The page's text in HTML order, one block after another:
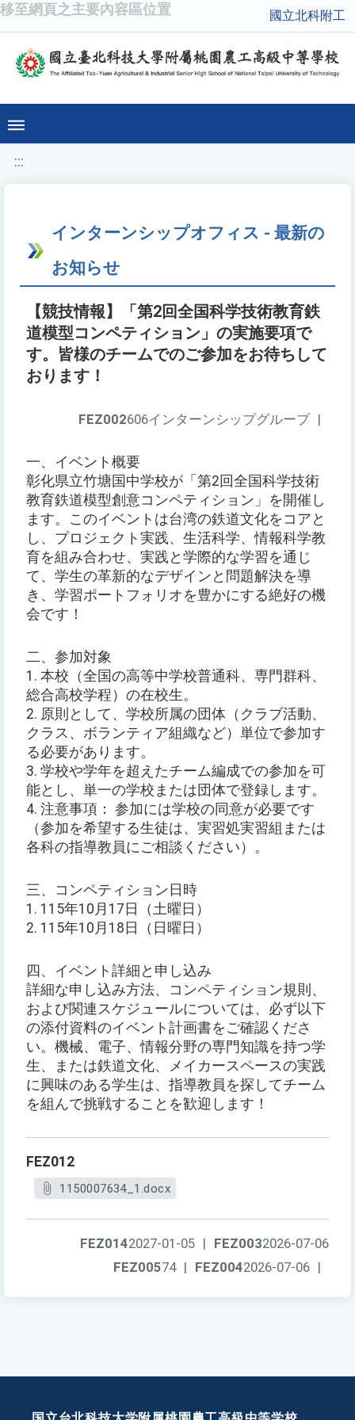
移至網頁之主要內容區位置 國立北科附工
:::
インターンシップオフィス - 最新の
お知らせ
【競技情報】「第2回全国科学技術教育鉄
道模型コンペティション」の実施要項で
す。皆様のチームでのご参加をお待ちして
おります！
FEZ002606インターンシップグループ |
一、イベント概要
彰化県立竹塘国中学校が「第2回全国科学技術
教育鉄道模型創意コンペティション」を開催し
ます。このイベントは台湾の鉄道文化をコアと
し、プロジェクト実践、生活科学、情報科学教
育を組み合わせ、実践と学際的な学習を通じ
て、学生の革新的なデザインと問題解決を導
き、学習ポートフォリオを豊かにする絶好の機
会です！
二、参加対象
1. 本校（全国の高等中学校普通科、専門群科、
総合高校学程）の在校生。
2. 原則として、学校所属の団体（クラブ活動、
クラス、ボランティア組織など）単位で参加す
る必要があります。
3. 学校や学年を超えたチーム編成での参加を可
能とし、単一の学校または団体で登録します。
4. 注意事項： 参加には学校の同意が必要です
（参加を希望する生徒は、実習処実習組または
各科の指導教員にご相談ください）。
三、コンペティション日時
1. 115年10月17日（土曜日）
2. 115年10月18日（日曜日）
四、イベント詳細と申し込み
詳細な申し込み方法、コンペティション規則、
および関連スケジュールについては、必ず以下
の添付資料のイベント計画書をご確認くださ
い。機械、電子、情報分野の専門知識を持つ学
生、または鉄道文化、メイカースペースの実践
に興味のある学生は、指導教員を探してチーム
を組んで挑戦することを歓迎します！
FEZ012
1150007634_1.docx
FEZ0032026-07-06
FEZ0142027-01-05 |
FEZ0042026-07-06 |
FEZ00574 |